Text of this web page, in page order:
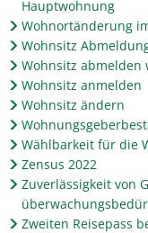
Hauptwohnung
Wohnortänderung
Wohnsitz
Wohnsitz abmelden
Wohnsitz anmelden
Wohnsitz ändern
Wählbarkeit für die
Zensus 2022
Zuverlässigkeit von
Zweiten Reisepass